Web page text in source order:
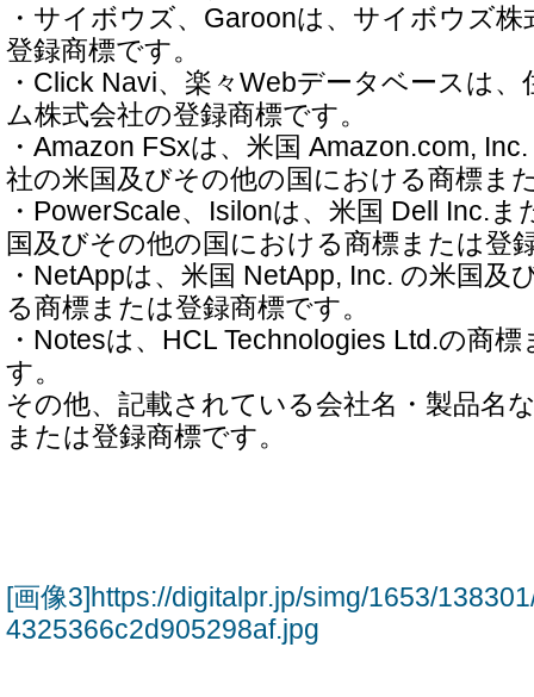
・サイボウズ、Garoonは、サイボウズ
登録商標です。
・Click Navi、楽々Webデータベースは
ム株式会社の登録商標です。
・Amazon FSxは、米国 Amazon.com,
社の米国及びその他の国における商標ま
・PowerScale、Isilonは、米国 Dell Inc.
国及びその他の国における商標または登
・NetAppは、米国 NetApp, Inc. の米国及
る商標または登録商標です。
・Notesは、HCL Technologies Ltd.の商
す。
その他、記載されている会社名・製品名
または登録商標です。
[画像3]https://digitalpr.jp/simg/1653/
4325366c2d905298af.jpg